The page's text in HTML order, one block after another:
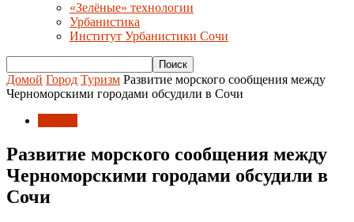
«Зелёные» технологии
Урбанистика
Институт Урбанистики Сочи
Домой Город Туризм Развитие морского сообщения между
Черноморскими городами обсудили в Сочи
Развитие морского сообщения между
Черноморскими городами обсудили в
Сочи